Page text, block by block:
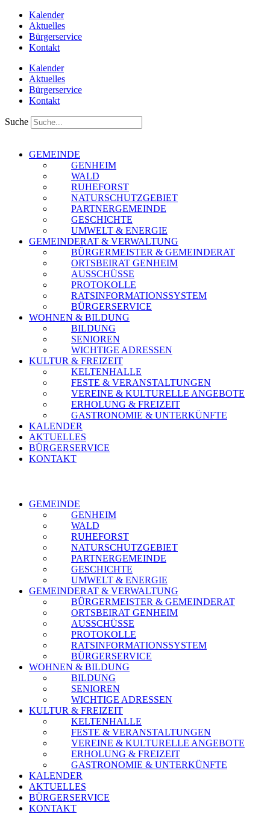
Zum
Inhalt
springen
Kalender
Aktuelles
Bürgerservice
Kontakt
Kalender
Aktuelles
Bürgerservice
Kontakt
Suche
GEMEINDE
GENHEIM
WALD
RUHEFORST
NATURSCHUTZGEBIET
PARTNERGEMEINDE
GESCHICHTE
UMWELT & ENERGIE
GEMEINDERAT & VERWALTUNG
BÜRGERMEISTER & GEMEINDERAT
ORTSBEIRAT GENHEIM
AUSSCHÜSSE
PROTOKOLLE
RATSINFORMATIONSSYSTEM
BÜRGERSERVICE
WOHNEN & BILDUNG
BILDUNG
SENIOREN
WICHTIGE ADRESSEN
KULTUR & FREIZEIT
KELTENHALLE
FESTE & VERANSTALTUNGEN
VEREINE & KULTURELLE ANGEBOTE
ERHOLUNG & FREIZEIT
GASTRONOMIE & UNTERKÜNFTE
KALENDER
AKTUELLES
BÜRGERSERVICE
KONTAKT
GEMEINDE
GENHEIM
WALD
RUHEFORST
NATURSCHUTZGEBIET
PARTNERGEMEINDE
GESCHICHTE
UMWELT & ENERGIE
GEMEINDERAT & VERWALTUNG
BÜRGERMEISTER & GEMEINDERAT
ORTSBEIRAT GENHEIM
AUSSCHÜSSE
PROTOKOLLE
RATSINFORMATIONSSYSTEM
BÜRGERSERVICE
WOHNEN & BILDUNG
BILDUNG
SENIOREN
WICHTIGE ADRESSEN
KULTUR & FREIZEIT
KELTENHALLE
FESTE & VERANSTALTUNGEN
VEREINE & KULTURELLE ANGEBOTE
ERHOLUNG & FREIZEIT
GASTRONOMIE & UNTERKÜNFTE
KALENDER
AKTUELLES
BÜRGERSERVICE
KONTAKT